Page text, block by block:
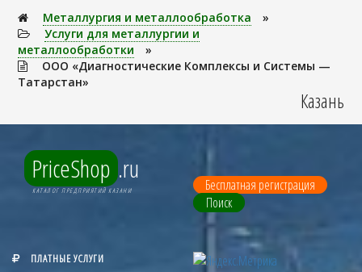
Металлуpгия и металлообработка
»
Услуги для металлургии и
металлообработки
»
ООО «Диагностические Комплексы и Системы —
Татарстан»
Казань
PriceShop .ru
КАТАЛОГ ПРЕДПРИЯТИЙ КАЗАНИ
Бесплатная регистрация
Поиск
ПЛАТНЫЕ УСЛУГИ